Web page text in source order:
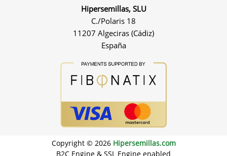
Hipersemillas, SLU
C./Polaris 18
11207 Algeciras (Cádiz)
España
Copyright © 2026 Hipersemillas.com
B2C Engine & SSL Engine enabled